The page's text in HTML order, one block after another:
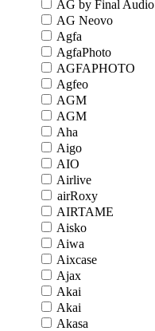
AG by Final Audio
AG Neovo
Agfa
AgfaPhoto
AGFAPHOTO
Agfeo
AGM
AGM
Aha
Aigo
AIO
Airlive
airRoxy
AIRTAME
Aisko
Aiwa
Aixcase
Ajax
Akai
Akai
Akasa